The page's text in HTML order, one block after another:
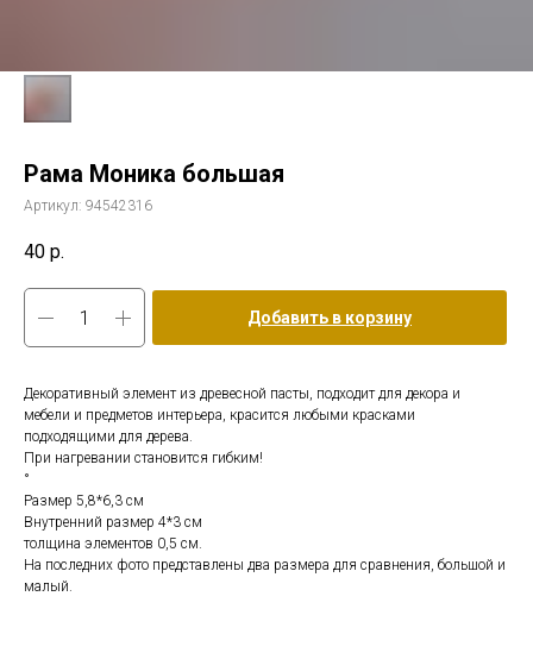
Рама Моника большая
Артикул: 94542316
40 р.
Добавить в корзину
Декоративный элемент из древесной пасты, подходит для декора и
мебели и предметов интерьера, красится любыми красками
подходящими для дерева.
При нагревании становится гибким!
°
Размер 5,8*6,3 см
Внутренний размер 4*3 см
толщина элементов 0,5 см.
На последних фото представлены два размера для сравнения, большой и
малый.